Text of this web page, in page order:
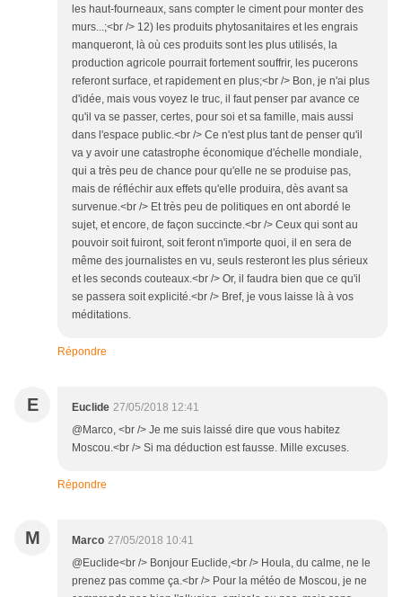
les haut-fourneaux, sans compter le ciment pour monter des
murs...;<br /> 12) les produits phytosanitaires et les engrais
manqueront, là où ces produits sont les plus utilisés, la
production agricole pourrait fortement souffrir, les pucerons
referont surface, et rapidement en plus;<br /> Bon, je n'ai plus
d'idée, mais vous voyez le truc, il faut penser par avance ce
qu'il va se passer, certes, pour soi et sa famille, mais aussi
dans l'espace public.<br /> Ce n'est plus tant de penser qu'il
va y avoir une catastrophe économique d'échelle mondiale,
qui a très peu de chance pour qu'elle ne se produise pas,
mais de réfléchir aux effets qu'elle produira, dès avant sa
survenue.<br /> Et très peu de politiques en ont abordé le
sujet, et encore, de façon succincte.<br /> Ceux qui sont au
pouvoir soit fuiront, soit feront n'importe quoi, il en sera de
même des journalistes en vu, seuls resteront les plus sérieux
et les seconds couteaux.<br /> Or, il faudra bien que ce qu'il
se passera soit explicité.<br /> Bref, je vous laisse là à vos
méditations.
Répondre
E Euclide 27/05/2018 12:41
@Marco, <br /> Je me suis laissé dire que vous habitez
Moscou.<br /> Si ma déduction est fausse. Mille excuses.
Répondre
M Marco 27/05/2018 10:41
@Euclide<br /> Bonjour Euclide,<br /> Houla, du calme, ne le
prenez pas comme ça.<br /> Pour la météo de Moscou, je ne